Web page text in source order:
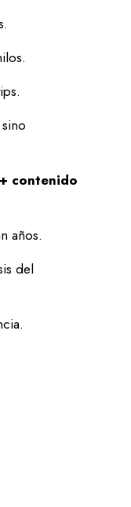
contenido
años.
del